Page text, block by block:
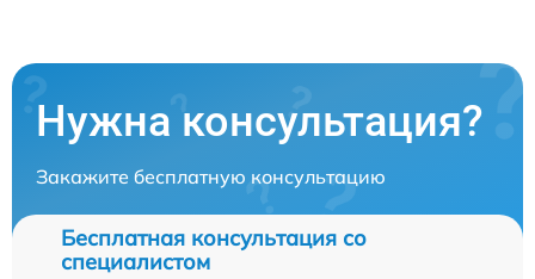
Нужна консультация?
Закажите бесплатную консультацию
Бесплатная консультация со
специалистом